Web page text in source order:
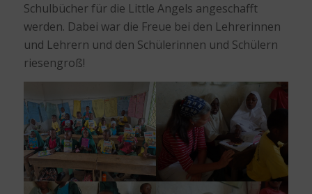
Schulbücher für die Little Angels angeschafft
werden. Dabei war die Freue bei den Lehrerinnen
und Lehrern und den Schülerinnen und Schülern
riesengroß!